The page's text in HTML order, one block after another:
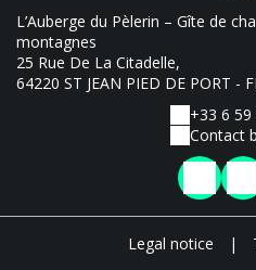
L’Auberge du Pèlerin – Gîte de
montagnes
25 Rue De La Citadelle,
64220 ST JEAN PIED DE PORT -
+33 6
Contact
Legal notice |